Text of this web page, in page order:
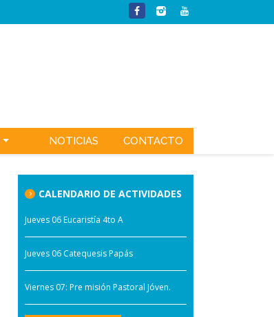
NOTICIAS CONTACTO
CALENDARIO DE ACTIVIDADES
Jueves 06 Eucaristía 4to A
Jueves 06 Catequesis Papás
Viernes 07: Pre misión Pastoral Jóven.